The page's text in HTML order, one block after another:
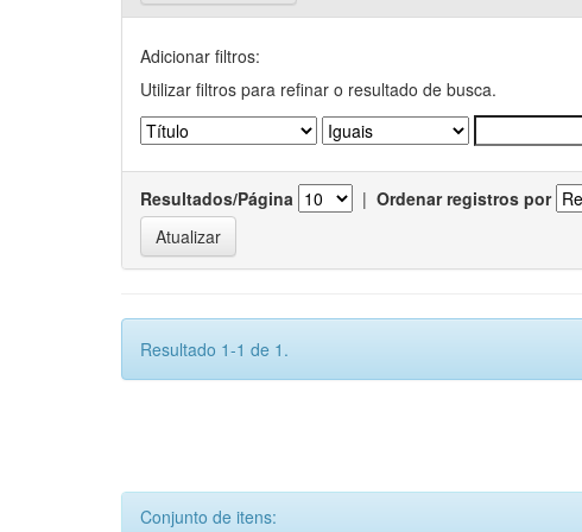
Adicionar filtros:
Utilizar filtros para refinar o resultado de busca.
Resultados/Página | Ordenar registros por
Resultado 1-1 de 1.
Conjunto de itens: